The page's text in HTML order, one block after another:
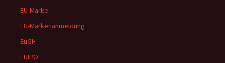
EU-Marke
EU-Markenanmeldung
EuGH
EUIPO